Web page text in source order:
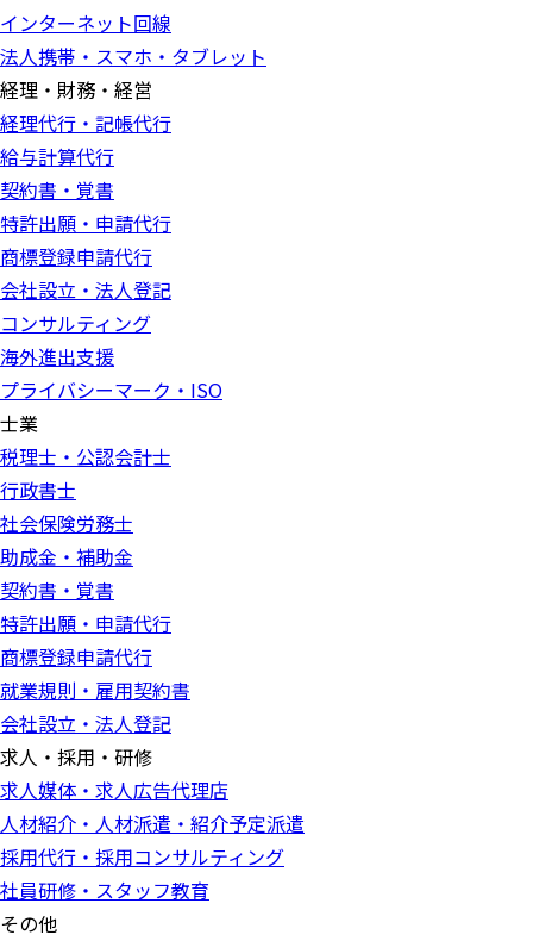
インターネット回線
法人携帯・スマホ・タブレット
経理・財務・経営
経理代行・記帳代行
給与計算代行
契約書・覚書
特許出願・申請代行
商標登録申請代行
会社設立・法人登記
コンサルティング
海外進出支援
プライバシーマーク・ISO
士業
税理士・公認会計士
行政書士
社会保険労務士
助成金・補助金
契約書・覚書
特許出願・申請代行
商標登録申請代行
就業規則・雇用契約書
会社設立・法人登記
求人・採用・研修
求人媒体・求人広告代理店
人材紹介・人材派遣・紹介予定派遣
採用代行・採用コンサルティング
社員研修・スタッフ教育
その他